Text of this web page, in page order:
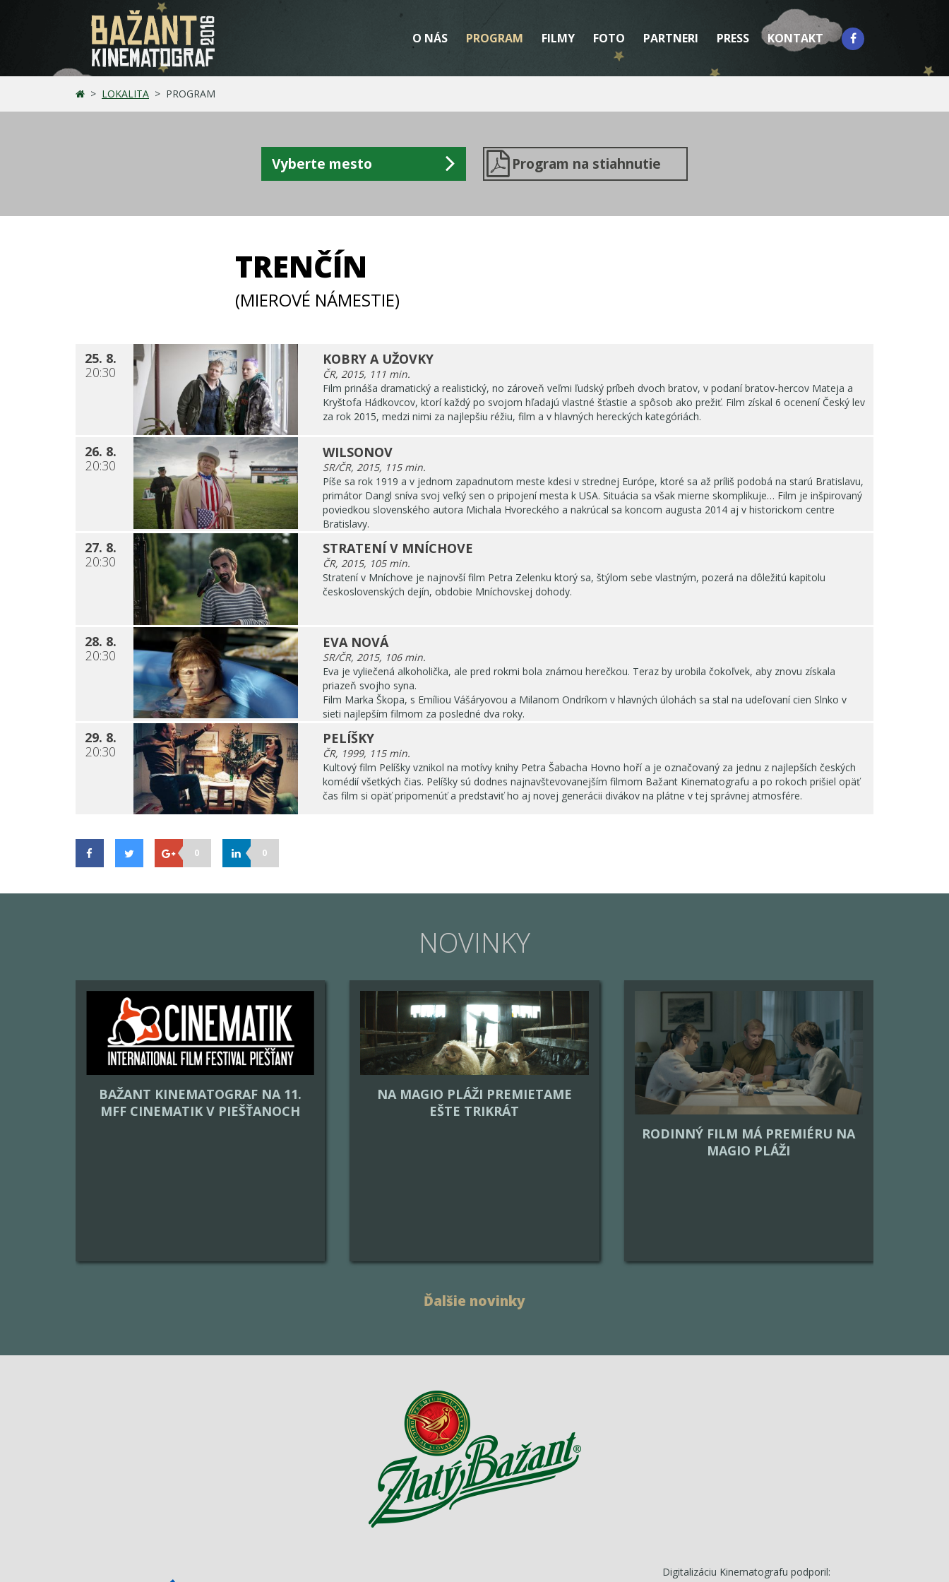
O NÁS PROGRAM FILMY FOTO PARTNERI PRESS KONTAKT
LOKALITA PROGRAM
Vyberte mesto Program na stiahnutie
TRENČÍN
(MIEROVÉ NÁMESTIE)
25. 8.
20:30
KOBRY A UŽOVKY
ČR, 2015, 111 min.
Film prináša dramatický a realistický, no zároveň veľmi ľudský príbeh dvoch bratov, v podaní bratov-hercov Mateja a
Kryštofa Hádkovcov, ktorí každý po svojom hľadajú vlastné šťastie a spôsob ako prežiť. Film získal 6 ocenení Český lev
za rok 2015, medzi nimi za najlepšiu réžiu, film a v hlavných hereckých kategóriách.
26. 8.
20:30
WILSONOV
SR/ČR, 2015, 115 min.
Píše sa rok 1919 a v jednom zapadnutom meste kdesi v strednej Európe, ktoré sa až príliš podobá na starú Bratislavu,
primátor Dangl sníva svoj veľký sen o pripojení mesta k USA. Situácia sa však mierne skomplikuje… Film je inšpirovaný
poviedkou slovenského autora Michala Hvoreckého a nakrúcal sa koncom augusta 2014 aj v historickom centre
Bratislavy.
27. 8.
20:30
STRATENÍ V MNÍCHOVE
ČR, 2015, 105 min.
Stratení v Mníchove je najnovší film Petra Zelenku ktorý sa, štýlom sebe vlastným, pozerá na dôležitú kapitolu
československých dejín, obdobie Mníchovskej dohody.
28. 8.
20:30
EVA NOVÁ
SR/ČR, 2015, 106 min.
Eva je vyliečená alkoholička, ale pred rokmi bola známou herečkou. Teraz by urobila čokoľvek, aby znovu získala
priazeň svojho syna.
Film Marka Škopa, s Emíliou Vášáryovou a Milanom Ondríkom v hlavných úlohách sa stal na udeľovaní cien Slnko v
sieti najlepším filmom za posledné dva roky.
29. 8.
20:30
PELÍŠKY
ČR, 1999, 115 min.
Kultový film Pelíšky vznikol na motívy knihy Petra Šabacha Hovno hoří a je označovaný za jednu z najlepších českých
komédií všetkých čias. Pelíšky sú dodnes najnavštevovanejším filmom Bažant Kinematografu a po rokoch prišiel opäť
čas film si opäť pripomenúť a predstaviť ho aj novej generácii divákov na plátne v tej správnej atmosfére.
0 0
NOVINKY
BAŽANT KINEMATOGRAF NA 11.
MFF CINEMATIK V PIEŠŤANOCH
NA MAGIO PLÁŽI PREMIETAME
EŠTE TRIKRÁT
RODINNÝ FILM MÁ PREMIÉRU NA
MAGIO PLÁŽI
Ďalšie novinky
Digitalizáciu Kinematografu podporil: